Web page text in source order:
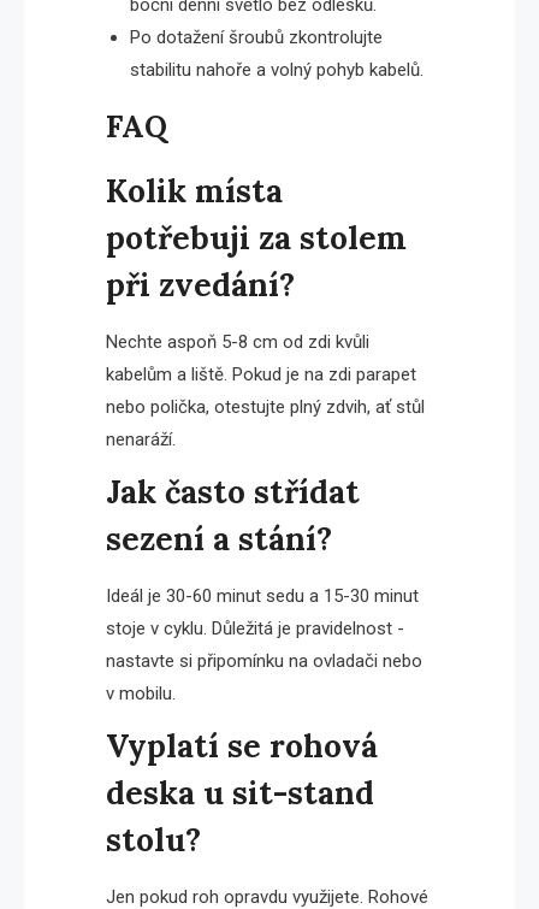
boční denní světlo bez odlesků.
Po dotažení šroubů zkontrolujte
stabilitu nahoře a volný pohyb kabelů.
FAQ
Kolik místa
potřebuji za stolem
při zvedání?
Nechte aspoň 5-8 cm od zdi kvůli
kabelům a liště. Pokud je na zdi parapet
nebo polička, otestujte plný zdvih, ať stůl
nenaráží.
Jak často střídat
sezení a stání?
Ideál je 30-60 minut sedu a 15-30 minut
stoje v cyklu. Důležitá je pravidelnost -
nastavte si připomínku na ovladači nebo
v mobilu.
Vyplatí se rohová
deska u sit-stand
stolu?
Jen pokud roh opravdu využijete. Rohové